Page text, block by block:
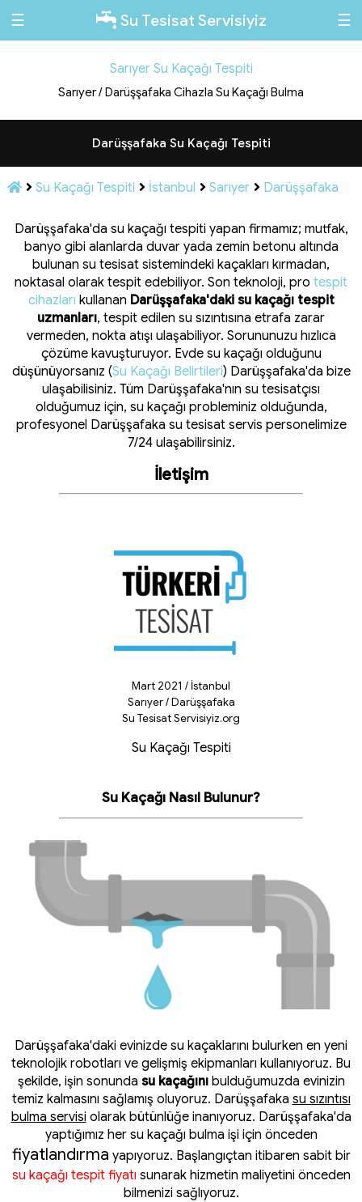
☰ Su Tesisat Servisiyiz ☰
Sarıyer Su Kaçağı Tespiti
Sarıyer / Darüşşafaka Cihazla Su Kaçağı Bulma
Darüşşafaka Su Kaçağı Tespiti
Su Kaçağı Tespiti İstanbul Sarıyer Darüşşafaka
Darüşşafaka'da su kaçağı tespiti yapan firmamız; mutfak,
banyo gibi alanlarda duvar yada zemin betonu altında
bulunan su tesisat sistemindeki kaçakları kırmadan,
noktasal olarak tespit edebiliyor. Son teknoloji, pro tespit
cihazları kullanan Darüşşafaka'daki su kaçağı tespit
uzmanları, tespit edilen su sızıntısına etrafa zarar
vermeden, nokta atışı ulaşabiliyor. Sorununuzu hızlıca
çözüme kavuşturuyor. Evde su kaçağı olduğunu
düşünüyorsanız (Su Kaçağı Belirtileri) Darüşşafaka'da bize
ulaşabilisiniz. Tüm Darüşşafaka'nın su tesisatçısı
olduğumuz için, su kaçağı probleminiz olduğunda,
profesyonel Darüşşafaka su tesisat servis personelimize
7/24 ulaşabilirsiniz.
İletişim
Mart 2021 / İstanbul
Sarıyer / Darüşşafaka
Su Tesisat Servisiyiz.org
Su Kaçağı Tespiti
Su Kaçağı Nasıl Bulunur?
Darüşşafaka'daki evinizde su kaçaklarını bulurken en yeni
teknolojik robotları ve gelişmiş ekipmanları kullanıyoruz. Bu
şekilde, işin sonunda su kaçağınıbulduğumuzda evinizin
temiz kalmasını sağlamış oluyoruz. Darüşşafaka su sızıntısı
bulma servisi olarak bütünlüğe inanıyoruz. Darüşşafaka'da
yaptığımız her su kaçağı bulma işi için önceden
fiyatlandırma yapıyoruz. Başlangıçtan itibaren sabit bir
su kaçağı tespit fiyatı sunarak hizmetin maliyetini önceden
bilmenizi sağlıyoruz.